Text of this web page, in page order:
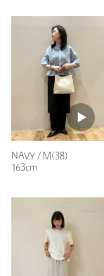
サイズ
素材
ニックネーム： ク
投稿日： 2026年3
購入カラー：BEIGE
購入商品のサイズ感
素材も軽く、ウエ
ので安心です。
後ろのスリットも
で履けそうです。
165cm
普段の着用サイズ：
NAVY / M(38)
163cm